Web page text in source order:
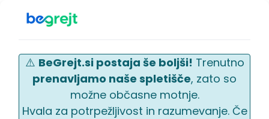
⚠️ BeGrejt.si postaja še boljši! Trenutno
prenavljamo naše spletišče, zato so
možne občasne motnje.
Hvala za potrpežljivost in razumevanje. Če